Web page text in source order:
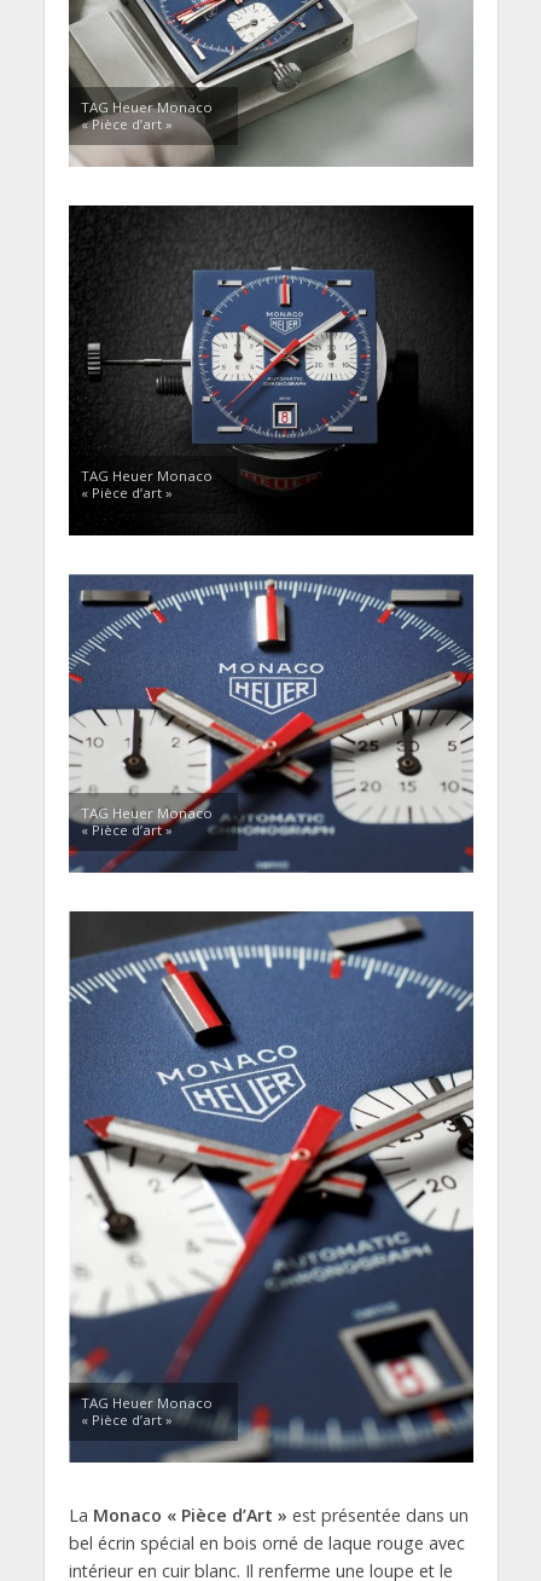
TAG Heuer Monaco
« Pièce d’art »
TAG Heuer Monaco
« Pièce d’art »
TAG Heuer Monaco
« Pièce d’art »
TAG Heuer Monaco
« Pièce d’art »
La Monaco « Pièce d’Art » est présentée dans un
bel écrin spécial en bois orné de laque rouge avec
intérieur en cuir blanc. Il renferme une loupe et le